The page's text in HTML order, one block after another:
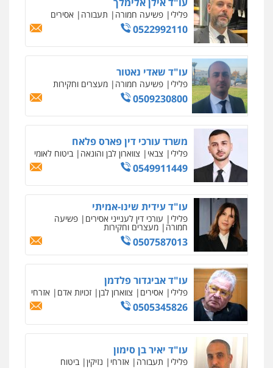
פלילי פשיעה חמורה תעבורה אסירים
0522992110
עו"ד שאדי נאטור
פלילי פשיעה חמורה מעצרים וחקירות
0509230800
משרד עורכי דין פארס פלאח
פלילי צבאי צווארון לבן והונאה ביטוח לאומי
0549911449
עו"ד עידית שינו-אמיתי
פלילי עורכי דין לענייני אסירים פשיעה
חמורה מעצרים וחקירות
0507587013
עו"ד אביגדור פלדמן
פלילי אסירים צווארון לבן זכויות אדם אזרחי
0505345826
עו"ד יאיר בן סימון
פלילי תעבורה אזרחי נזיקין ביטוח